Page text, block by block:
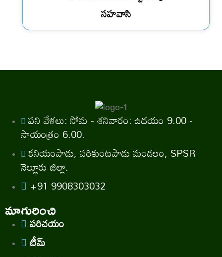
సహవాసి
పని వేళలు: సోమ - శనివారం: ఉదయం 9.00 -
సాయంత్రం 6.00.
కనియంపాడు, వరికుంటపాడు మండలం, SPSR
నెల్లూరు జిల్లా.
+91 9908303032
మాగురించి
పరిచయం
టీమ్